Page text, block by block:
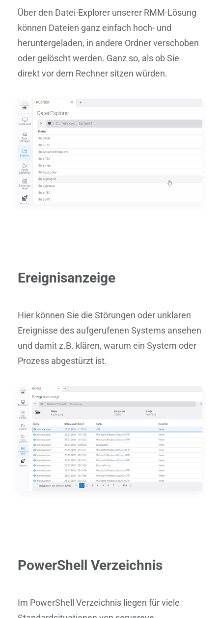
Über den Datei-Explorer unserer RMM-Lösung
können Dateien ganz einfach hoch- und
heruntergeladen, in andere Ordner verschoben
oder gelöscht werden. Ganz so, als ob Sie
direkt vor dem Rechner sitzen würden.
Ereignisanzeige
Hier können Sie die Störungen oder unklaren
Ereignisse des aufgerufenen Systems ansehen
und damit z.B. klären, warum ein System oder
Prozess abgestürzt ist.
PowerShell Verzeichnis
Im PowerShell Verzeichnis liegen für viele